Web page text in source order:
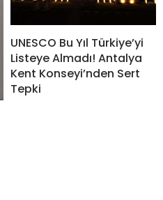
UNESCO Bu Yıl Türkiye’yi
Listeye Almadı! Antalya
Kent Konseyi’nden Sert
Tepki